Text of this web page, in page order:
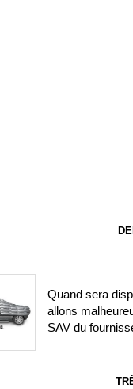
Quand sera
allons
SAV du